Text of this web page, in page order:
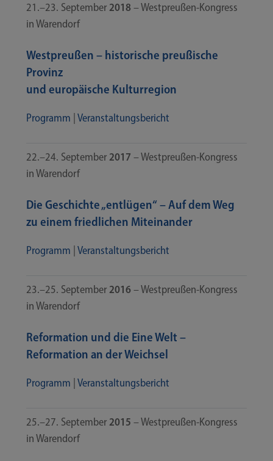
21.–23. Sep­tem­ber2018– Westpreußen-​​Kongress
in Warendorf
Westpreußen – historische preußische
Provinz
und europäische Kulturregion
Pro­gramm Ver­an­stal­tungs­be­richt
22.–24. Sep­tem­ber2017 – Westpreußen-​​Kongress
in Warendorf
Die Geschichte „entlügen“ – Auf dem Weg
zu einem friedlichen Miteinander
Pro­gramm Ver­an­stal­tungs­be­richt
23.–25. Sep­tem­ber2016– Westpreußen-​​Kongress
in Warendorf
Reformation und die Eine Welt –
Reformation an der Weichsel
Pro­gramm Ver­an­stal­tungs­be­richt
25.–27. Sep­tem­ber2015 – Westpreußen-​​Kongress
in Warendorf